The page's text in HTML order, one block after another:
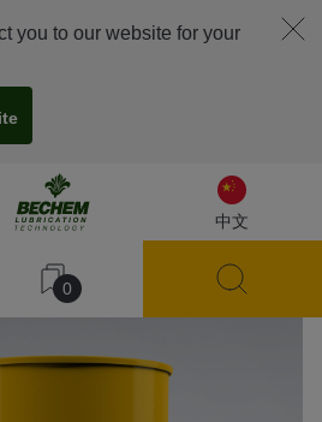
中文
0
you to our website for your